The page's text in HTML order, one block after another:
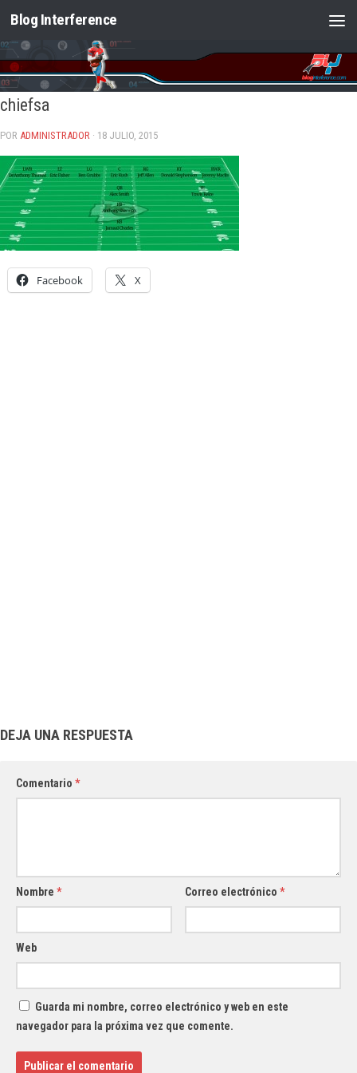
Saltar al contenido
Blog Interference
chiefsa
POR ADMINISTRADOR · 18 JULIO, 2015
Facebook X
DEJA UNA RESPUESTA
Comentario *
Nombre * Correo electrónico*
Web
Guarda mi nombre, correo electrónico y web en este
navegador para la próxima vez que comente.